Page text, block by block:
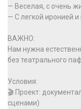
— Веселая, с очень
— С легкой иронией и
ВАЖНО:
Нам нужна
без театрального
Условия:
🎬 Проект:
сценами)